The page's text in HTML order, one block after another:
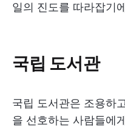
일의 진도를 따라잡기
국립 도서관
국립 도서관은 조용하
을 선호하는 사람들에